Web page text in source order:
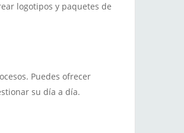
logotipos y paquetes de
Puedes ofrecer
su día a día.